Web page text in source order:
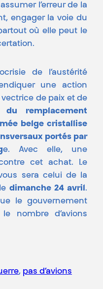
l’erreur de la
engager la voie du
où elle peut le
de l’austérité
une action
de paix et de
remplacement
belge cristallise
portés par
e. Avec elle, une
cet achat. Le
sera celui de la
dimanche 24 avril .
le gouvernement
nombre d’avions
, pas d’avions